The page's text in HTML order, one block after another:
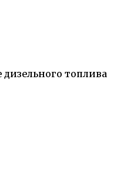
топлива